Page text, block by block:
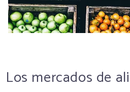
Los mercados de